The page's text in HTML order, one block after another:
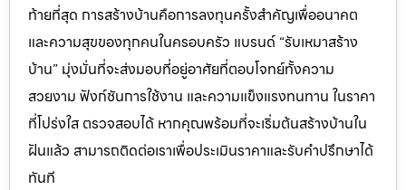
ท้ายที่สุด การสร้างบ้านคือการลงทุนครั้งสำคัญเพื่ออนาคต
และความสุขของทุกคนในครอบครัว แบรนด์ “รับเหมาสร้าง
บ้าน” มุ่งมั่นที่จะส่งมอบที่อยู่อาศัยที่ตอบโจทย์ทั้งความ
สวยงาม ฟังก์ชันการใช้งาน และความแข็งแรงทนทาน ในราคา
ที่โปร่งใส ตรวจสอบได้ หากคุณพร้อมที่จะเริ่มต้นสร้างบ้านใน
ฝันแล้ว สามารถติดต่อเราเพื่อประเมินราคาและรับคำปรึกษาได้
ทันที